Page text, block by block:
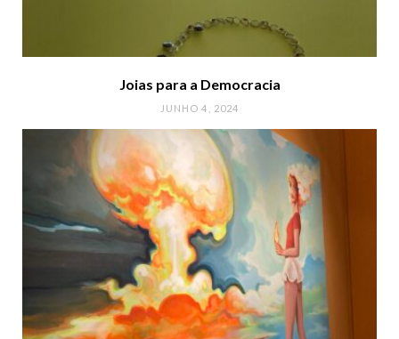
Joias para a Democracia
JUNHO 4, 2024